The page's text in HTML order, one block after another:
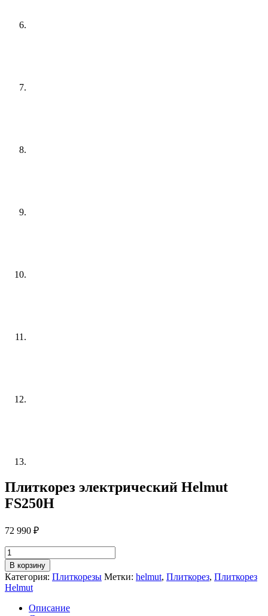
Плиткорез электрический Helmut
FS250H
72 990 ₽
Количество
товара
Плиткорез
электрический
Helmut
FS250H
В корзину
Категория: Плиткорезы Метки: helmut, Плиткорез, Плиткорез
Helmut
Описание